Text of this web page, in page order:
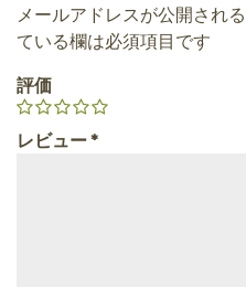
メールアドレスが公開され
ている欄は必須項目です
評価
レビュー*